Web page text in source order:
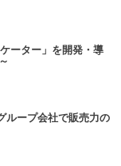
ーター」を開発・導
ループ会社で販売力の